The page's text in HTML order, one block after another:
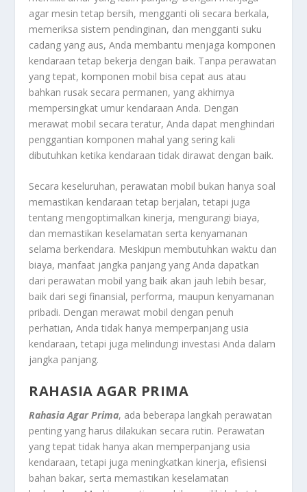
agar mesin tetap bersih, mengganti oli secara berkala,
memeriksa sistem pendinginan, dan mengganti suku
cadang yang aus, Anda membantu menjaga komponen
kendaraan tetap bekerja dengan baik. Tanpa perawatan
yang tepat, komponen mobil bisa cepat aus atau
bahkan rusak secara permanen, yang akhirnya
mempersingkat umur kendaraan Anda. Dengan
merawat mobil secara teratur, Anda dapat menghindari
penggantian komponen mahal yang sering kali
dibutuhkan ketika kendaraan tidak dirawat dengan baik.
Secara keseluruhan, perawatan mobil bukan hanya soal
memastikan kendaraan tetap berjalan, tetapi juga
tentang mengoptimalkan kinerja, mengurangi biaya,
dan memastikan keselamatan serta kenyamanan
selama berkendara. Meskipun membutuhkan waktu dan
biaya, manfaat jangka panjang yang Anda dapatkan
dari perawatan mobil yang baik akan jauh lebih besar,
baik dari segi finansial, performa, maupun kenyamanan
pribadi. Dengan merawat mobil dengan penuh
perhatian, Anda tidak hanya memperpanjang usia
kendaraan, tetapi juga melindungi investasi Anda dalam
jangka panjang.
RAHASIA AGAR PRIMA
Rahasia Agar Prima, ada beberapa langkah perawatan
penting yang harus dilakukan secara rutin. Perawatan
yang tepat tidak hanya akan memperpanjang usia
kendaraan, tetapi juga meningkatkan kinerja, efisiensi
bahan bakar, serta memastikan keselamatan